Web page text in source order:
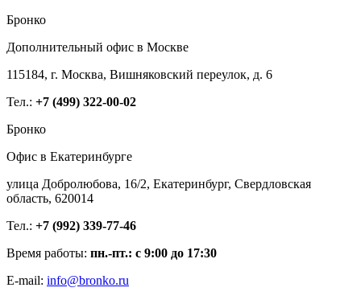
Бронко
Дополнительный офис в Москве
115184, г. Москва, Вишняковский переулок, д. 6
Тел.: +7 (499) 322-00-02
Бронко
Офис в Екатеринбурге
улица Добролюбова, 16/2, Екатеринбург, Свердловская
область, 620014
Тел.: +7 (992) 339-77-46
Время работы: пн.-пт.: с 9:00 до 17:30
E-mail: info@bronko.ru